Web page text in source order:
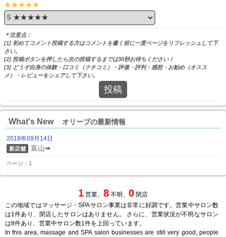
★★★★★
＊注意点：
[1] 初めてコメント投稿する方はコメントを書く前に一度ページをリフレッシュして下
さい。
[2] 投稿ボタンを押したら次の投稿するまでは30秒お待ちください！
[3] どうぞ自身の体験・口コミ（クチコミ）・評価・評判・感想・お勧め（オスス
メ）・レビューをシェアして下さい。
投稿
What's New オリーブの最新情報
2018年09月14日
新店舗 富山➠
ページ：1
1 営業、 8 不明、 0 閉店
この地域ではマッサージ・SPAサロン事業は非常に好調です。営業中サロン数
は1件あり、閉店したサロンはありません。 さらに、営業状況が不明なサロン
は8件あり、営業中サロン数1件を上回っています。
In this area, massage and SPA salon businesses are still very good, people